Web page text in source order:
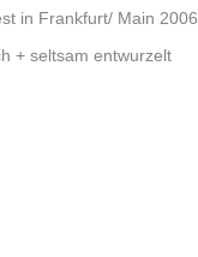
in Frankfurt/ Main 2006
+ seltsam entwurzelt